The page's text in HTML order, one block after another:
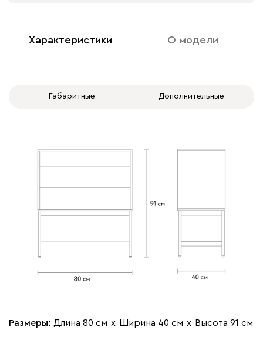
Характеристики О модели
Габаритные Дополнительные
Размеры: Длина 80 см х Ширина 40 см х Высота 91 см